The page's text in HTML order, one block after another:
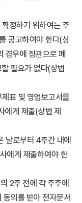
정하기 위하여는 주
공고하여야 한다(상
우에 정관으로 폐
필요가 없다(상법
표 및 영업보고서를
에게 제출(상법 제
날로부터 4주간 내에
에게 제출하여야 한
2주 전에 각 주주에
의를 받아 전자문서